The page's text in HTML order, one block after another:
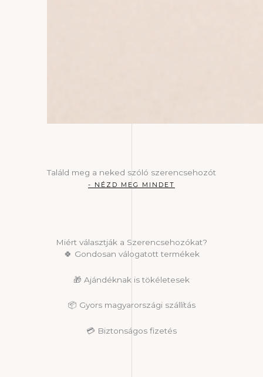
Találd meg a neked szóló szerencsehozót
- NÉZD MEG MINDET
Miért választják a Szerencsehozókat?
🍀 Gondosan válogatott termékek
🎁 Ajándéknak is tökéletesek
📦 Gyors magyarországi szállítás
💳 Biztonságos fizetés